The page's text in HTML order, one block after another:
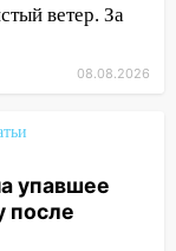
ветер. За
08.08.2026
упавшее
после